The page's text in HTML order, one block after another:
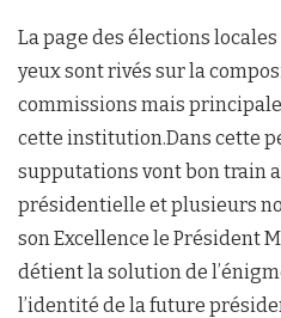
La page des élections
yeux sont rivés sur la
commissions mais
cette institution.Dans cette
supputations vont bon train
présidentielle et plusieurs
son Excellence le Président
détient la solution de
l’identité de la future